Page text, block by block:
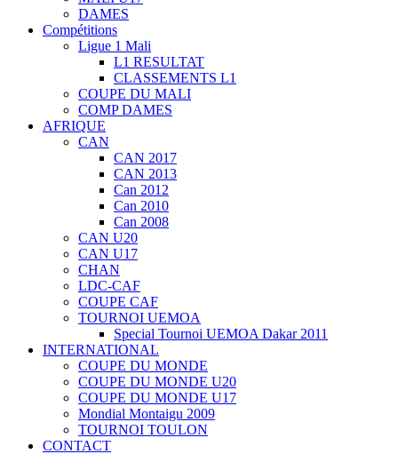
DAMES
Compétitions
Ligue 1 Mali
L1 RESULTAT
CLASSEMENTS L1
COUPE DU MALI
COMP DAMES
AFRIQUE
CAN
CAN 2017
CAN 2013
Can 2012
Can 2010
Can 2008
CAN U20
CAN U17
CHAN
LDC-CAF
COUPE CAF
TOURNOI UEMOA
Special Tournoi UEMOA Dakar 2011
INTERNATIONAL
COUPE DU MONDE
COUPE DU MONDE U20
COUPE DU MONDE U17
Mondial Montaigu 2009
TOURNOI TOULON
CONTACT